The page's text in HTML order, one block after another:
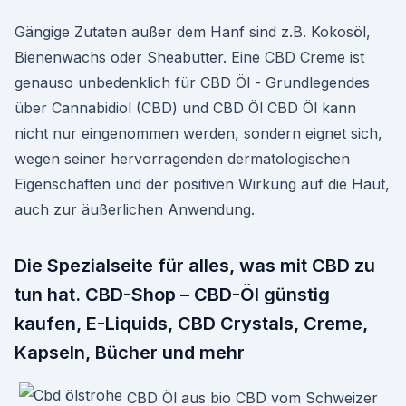
Gängige Zutaten außer dem Hanf sind z.B. Kokosöl,
Bienenwachs oder Sheabutter. Eine CBD Creme ist
genauso unbedenklich für CBD Öl - Grundlegendes
über Cannabidiol (CBD) und CBD Öl CBD Öl kann
nicht nur eingenommen werden, sondern eignet sich,
wegen seiner hervorragenden dermatologischen
Eigenschaften und der positiven Wirkung auf die Haut,
auch zur äußerlichen Anwendung.
Die Spezialseite für alles, was mit CBD zu
tun hat. CBD-Shop – CBD-Öl günstig
kaufen, E-Liquids, CBD Crystals, Creme,
Kapseln, Bücher und mehr
CBD Öl aus bio CBD vom Schweizer